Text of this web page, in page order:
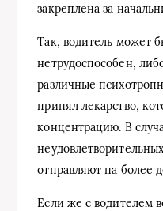
закреплена за
Так, водитель может
нетрудоспособен,
различные
принял лекарство,
концентрацию. В
отправляют на более
Если же с водителем